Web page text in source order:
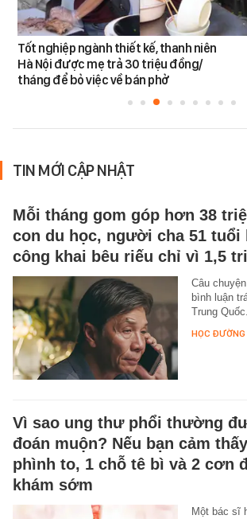
Tốt nghiệp ngành thiết kế, thanh niên
Hà Nội được mẹ trả 30 triệu đồng/
tháng để bỏ việc về bán phở
TIN MỚI CẬP NHẬT
Mỗi tháng gom góp hơn 38
con du học, người cha 51 tuổi
công khai bêu riếu chỉ vì 1,5
Câu
bình luận
Trung Quốc.
HỌC ĐƯỜNG
Vì sao ung thư phổi thường
đoán muộn? Nếu bạn cảm
phình to, 1 chỗ tê bì và 2 cơn
khám sớm
Một bác sĩ